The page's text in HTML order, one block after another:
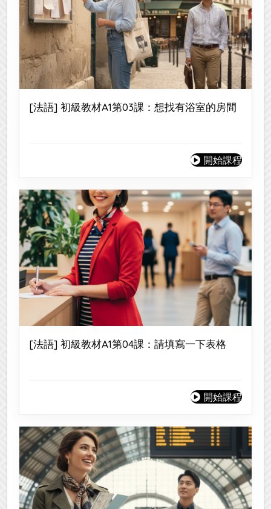
[法語] 初級教材A1第03課：想找有浴室的房間
開始課程
[法語] 初級教材A1第04課：請填寫一下表格
開始課程